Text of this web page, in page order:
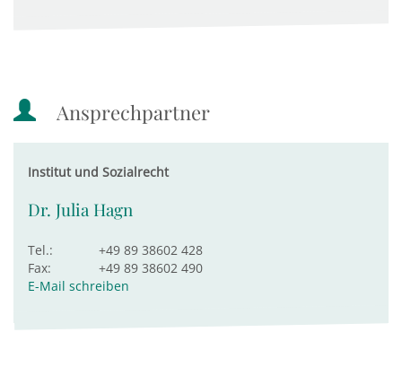
Ansprechpartner
Institut und Sozialrecht
Dr. Julia Hagn
Tel.:
+49 89 38602 428
Fax:
+49 89 38602 490
E-Mail schreiben